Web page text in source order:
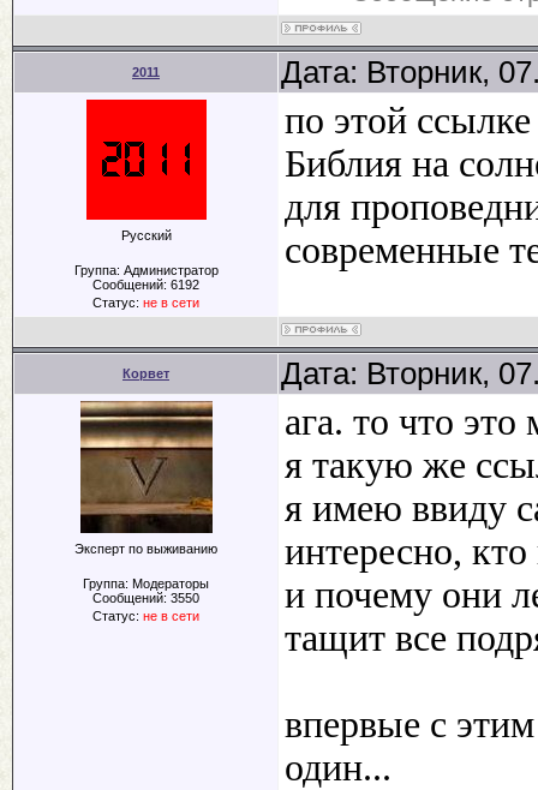
2011 Дата: Вторник,
Русский
Группа: Администратор
Сообщений: 6192
Статус: не в сети
по этой
Библия на
для
современные
Корвет Дата: Вторник,
Эксперт по выживанию
Группа: Модераторы
Сообщений: 3550
Статус: не в сети
ага. то что
я такую же
я имею ввиду
интересно,
и почему они
тащит все
впервые с
один...